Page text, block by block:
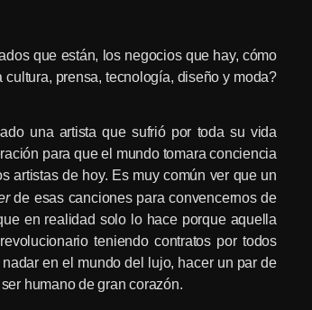
que están, los negocios que hay, cómo
prensa, tecnología, diseño y moda?
una artista que sufrió por toda su vida
para que el mundo tomara conciencia
artistas de hoy. Es muy común ver que un
de esas canciones para convencernos de
en realidad solo lo hace porque aquella
teniendo contratos por todos
en el mundo del lujo, hacer un par de
humano de gran corazón.